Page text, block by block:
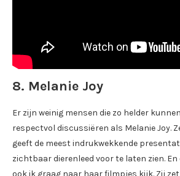
8. Melanie Joy
Er zijn weinig mensen die zo helder
respectvol discussiëren als Melanie Joy.
geeft de meest indrukwekkende
zichtbaar dierenleed voor te laten zien.
ook ik graag naar haar filmpjes kijk. Zij